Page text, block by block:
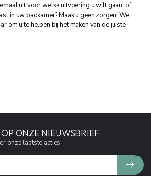
uit voor welke uitvoering u wilt gaan, of
in uw badkamer? Maak u geen zorgen! We
om u te helpen bij het maken van de juiste
ONZE NIEUWSBRIEF
onze laatste acties